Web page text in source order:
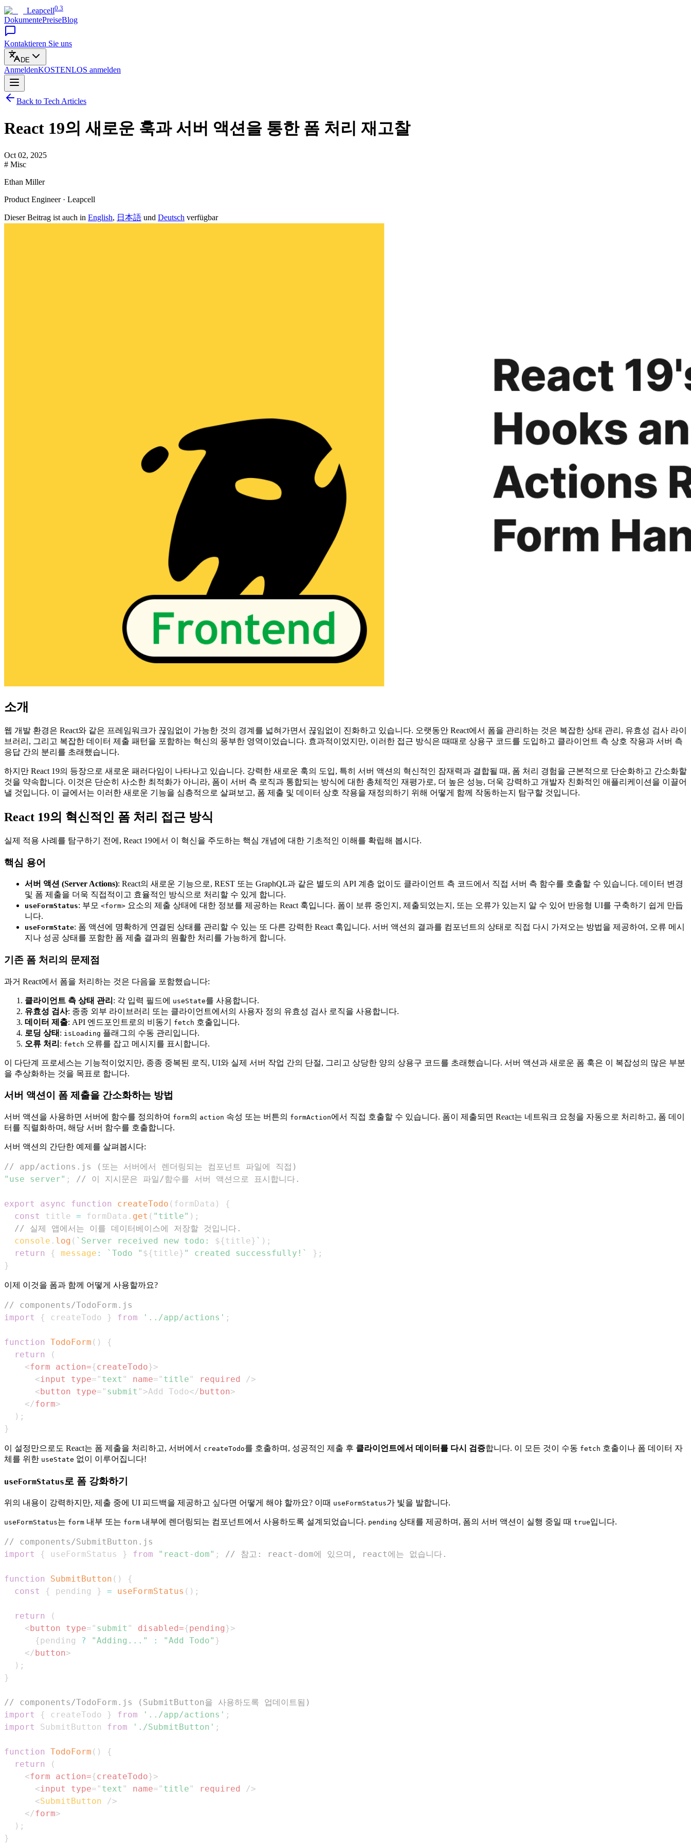
Leapcell0.3
DokumentePreiseBlog
Kontaktieren Sie uns
DE
AnmeldenKOSTENLOS anmelden
Back to Tech Articles
React 19의 새로운 훅과 서버 액션을 통한 폼 처리 재고찰
Oct 02, 2025
# Misc
Ethan Miller
Product Engineer · Leapcell
Dieser Beitrag ist auch in English, 日本語 und Deutsch verfügbar
소개
웹 개발 환경은 React와 같은 프레임워크가 끊임없이 가능한 것의 경계를 넓혀가면서 끊임없이 진화하고 있습니다. 오랫동안 React에서 폼을 관리하는 것은 복잡한 상태 관리, 유효성 검사 라이
브러리, 그리고 복잡한 데이터 제출 패턴을 포함하는 혁신의 풍부한 영역이었습니다. 효과적이었지만, 이러한 접근 방식은 때때로 상용구 코드를 도입하고 클라이언트 측 상호 작용과 서버 측
응답 간의 분리를 초래했습니다.
하지만 React 19의 등장으로 새로운 패러다임이 나타나고 있습니다. 강력한 새로운 훅의 도입, 특히 서버 액션의 혁신적인 잠재력과 결합될 때, 폼 처리 경험을 근본적으로 단순화하고 간소화할
것을 약속합니다. 이것은 단순히 사소한 최적화가 아니라, 폼이 서버 측 로직과 통합되는 방식에 대한 총체적인 재평가로, 더 높은 성능, 더욱 강력하고 개발자 친화적인 애플리케이션을 이끌어
낼 것입니다. 이 글에서는 이러한 새로운 기능을 심층적으로 살펴보고, 폼 제출 및 데이터 상호 작용을 재정의하기 위해 어떻게 함께 작동하는지 탐구할 것입니다.
React 19의 혁신적인 폼 처리 접근 방식
실제 적용 사례를 탐구하기 전에, React 19에서 이 혁신을 주도하는 핵심 개념에 대한 기초적인 이해를 확립해 봅시다.
핵심 용어
서버 액션 (Server Actions): React의 새로운 기능으로, REST 또는 GraphQL과 같은 별도의 API 계층 없이도 클라이언트 측 코드에서 직접 서버 측 함수를 호출할 수 있습니다. 데이터 변경
및 폼 제출을 더욱 직접적이고 효율적인 방식으로 처리할 수 있게 합니다.
useFormStatus: 부모 <form> 요소의 제출 상태에 대한 정보를 제공하는 React 훅입니다. 폼이 보류 중인지, 제출되었는지, 또는 오류가 있는지 알 수 있어 반응형 UI를 구축하기 쉽게 만듭
니다.
useFormState: 폼 액션에 명확하게 연결된 상태를 관리할 수 있는 또 다른 강력한 React 훅입니다. 서버 액션의 결과를 컴포넌트의 상태로 직접 다시 가져오는 방법을 제공하여, 오류 메시
지나 성공 상태를 포함한 폼 제출 결과의 원활한 처리를 가능하게 합니다.
기존 폼 처리의 문제점
과거 React에서 폼을 처리하는 것은 다음을 포함했습니다:
클라이언트 측 상태 관리 : 각 입력 필드에 useState를 사용합니다.
유효성 검사: 종종 외부 라이브러리 또는 클라이언트에서의 사용자 정의 유효성 검사 로직을 사용합니다.
데이터 제출: API 엔드포인트로의 비동기 fetch 호출입니다.
로딩 상태 : isLoading 플래그의 수동 관리입니다.
오류 처리 : fetch 오류를 잡고 메시지를 표시합니다.
이 다단계 프로세스는 기능적이었지만, 종종 중복된 로직, UI와 실제 서버 작업 간의 단절, 그리고 상당한 양의 상용구 코드를 초래했습니다. 서버 액션과 새로운 폼 훅은 이 복잡성의 많은 부분
을 추상화하는 것을 목표로 합니다.
서버 액션이 폼 제출을 간소화하는 방법
서버 액션을 사용하면 서버에 함수를 정의하여 form의 action 속성 또는 버튼의 formAction에서 직접 호출할 수 있습니다. 폼이 제출되면 React는 네트워크 요청을 자동으로 처리하고, 폼 데이
터를 직렬화하며, 해당 서버 함수를 호출합니다.
서버 액션의 간단한 예제를 살펴봅시다:
// app/actions.js (또는 서버에서 렌더링되는 컴포넌트 파일에 직접)
"use server" ; // 이 지시문은 파일/함수를 서버 액션으로 표시합니다.
export async function createTodo ( formData )
{
const
title = formData . get ( "title" ) ;
// 실제 앱에서는 이를 데이터베이스에 저장할 것입니다.
console . log ( ` Server received new todo: ${title} ` ) ;
return
{ message : ` Todo " ${title} " created successfully! ` } ;
}
이제 이것을 폼과 함께 어떻게 사용할까요?
// components/TodoForm.js
import
{ createTodo } from '../app/actions' ;
function TodoForm ( )
{
return
(
<form action={createTodo}>
<input type= " text " name= " title " required
/>
<button type= " submit " >Add Todo</button>
</form>
) ;
}
이 설정만으로도 React는 폼 제출을 처리하고, 서버에서 createTodo를 호출하며, 성공적인 제출 후 클라이언트에서 데이터를 다시 검증합니다. 이 모든 것이 수동 fetch 호출이나 폼 데이터 자
체를 위한 useState 없이 이루어집니다!
useFormStatus로 폼 강화하기
위의 내용이 강력하지만, 제출 중에 UI 피드백을 제공하고 싶다면 어떻게 해야 할까요? 이때 useFormStatus가 빛을 발합니다.
useFormStatus는 form 내부 또는 form 내부에 렌더링되는 컴포넌트에서 사용하도록 설계되었습니다. pending 상태를 제공하며, 폼의 서버 액션이 실행 중일 때 true입니다.
// components/SubmitButton.js
import
{ useFormStatus } from "react-dom" ; // 참고: react-dom에 있으며, react에는 없습니다.
function SubmitButton ( )
{
const
{ pending } = useFormStatus ( ) ;
return
(
<button type= " submit " disabled={pending }>
{pending ? "Adding..." : "Add Todo" }
</button>
) ;
}
// components/TodoForm.js (SubmitButton을 사용하도록 업데이트됨)
import
{ createTodo } from '../app/actions' ;
import
SubmitButton from './SubmitButton' ;
function TodoForm ( )
{
return
(
<form action={createTodo}>
<input type= " text " name= " title " required
/>
<SubmitButton
/>
</form>
) ;
}